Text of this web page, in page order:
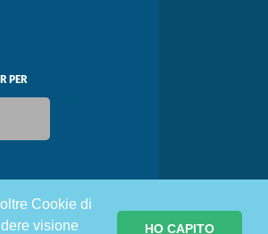
Cookie di
visione
HO CAPITO
PER